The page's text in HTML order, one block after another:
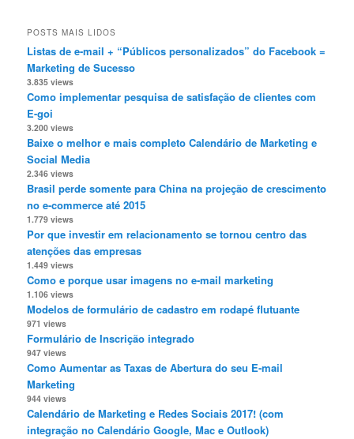
POSTS MAIS LIDOS
Listas de e-mail + “Públicos personalizados” do Facebook =
Marketing de Sucesso
3.835 views
Como implementar pesquisa de satisfação de clientes com
E-goi
3.200 views
Baixe o melhor e mais completo Calendário de Marketing e
Social Media
2.346 views
Brasil perde somente para China na projeção de crescimento
no e-commerce até 2015
1.779 views
Por que investir em relacionamento se tornou centro das
atenções das empresas
1.449 views
Como e porque usar imagens no e-mail marketing
1.106 views
Modelos de formulário de cadastro em rodapé flutuante
971 views
Formulário de Inscrição integrado
947 views
Como Aumentar as Taxas de Abertura do seu E-mail
Marketing
944 views
Calendário de Marketing e Redes Sociais 2017! (com
integração no Calendário Google, Mac e Outlook)